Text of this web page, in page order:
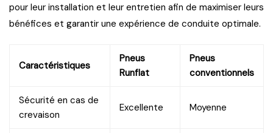
pour leur installation et leur entretien afin de maximiser leurs
bénéfices et garantir une expérience de conduite optimale.
Caractéristiques
Pneus
Runflat
Pneus
conventionnels
Sécurité en cas de
crevaison
Excellente Moyenne